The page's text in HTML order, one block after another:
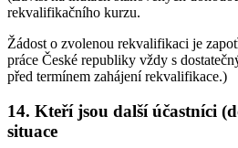
rekvalifikačního kurzu.
Žádost o zvolenou rekvalifikaci je
práce České republiky vždy s
před termínem zahájení rekvalifikace.)
14. Kteří jsou další účastníci
situace